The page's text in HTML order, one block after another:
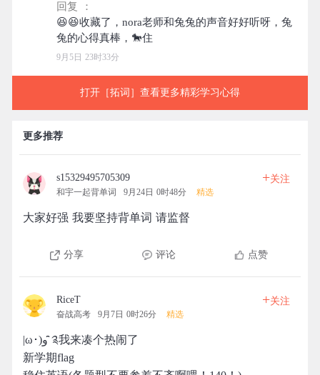
回复 ：
😆😆收藏了，nora老师和兔兔的声音好好听呀，兔
9月5日 23时33分
打开［拓词］查看更多精彩学习心得
更多推荐
s15329495705309
和宇一起背单词 9月24日 0时48分 精选
+关注
大家好强 我要坚持背单词 请监督
分享 评论 点赞
RiceT
奋战高考 9月7日 0时26分 精选
+关注
|ω･)و ̑̑༉我来凑个热闹了
新学期flag